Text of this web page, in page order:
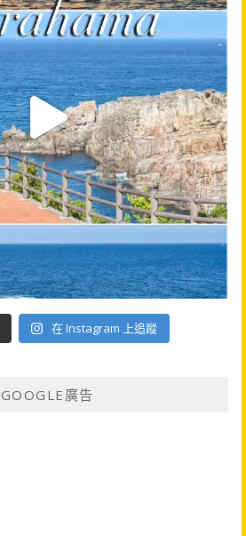
在 Instagram 上追蹤
GOOGLE廣告